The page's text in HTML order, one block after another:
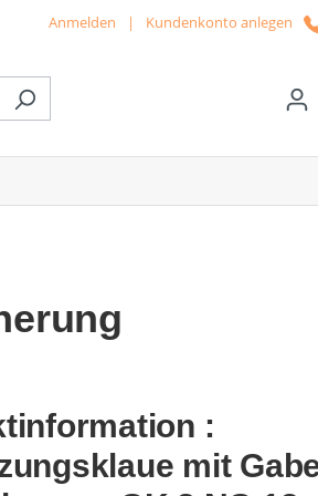
Anmelden | Kundenkonto anlegen
das Dropdown der Kategorie News
:
mit